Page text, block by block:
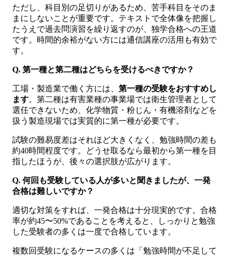
ただし、科目別の足切りがあるため、苦手科目をそのま
まにしないことが重要です。テキストで全体像を把握し
たうえで過去問演習を繰り返すのが、独学合格への王道
です。時間的余裕がない方には通信講座の活用も有効で
す。
Q. 第一種と第二種はどちらを受けるべきですか？
工場・製造業で働く方には、 第一種の受験をおすすめし
ます。第二種は有害業種の事業場では衛生管理者として
選任できないため、化学物質・粉じん・有機溶剤などを
扱う製造現場では実質的に第一種が必要です。
試験の難易度差はそれほど大きくなく、勉強時間の差も
約40時間程度です。どうせ取るなら最初から第一種を目
指したほうが、後々の選択肢が広がります。
Q. 何回も受験している人が多いと聞きましたが、一発
合格は難しいですか？
適切な対策をすれば、一発合格は十分現実的です。合格
率が約45〜50%であることを考えると、しっかりと勉強
した受験者の多くは一度で合格しています。
複数回受験になるケースの多くは「勉強時間が不足して